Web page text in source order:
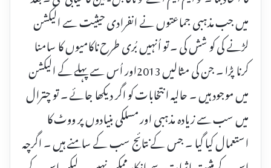
میں جب مذہبی جماعتوں نے انفرادی حیثیت سے الیکشن
لڑنے کی کو شش کی ۔ تو اُنہیں بُری طرح ناکامیوں کا سامنا
کرنا پڑا ۔ جن کی مثالیں 2013اور اُس سے پہلے کے الیکشن
میں موجود ہیں ۔ حالیہ انتخابات کو اگر دیکھا جائے ۔ تو چترال
میں سب سے زیادہ مذہبی اور مسلکی بنیادوں پر ووٹ کا
استعمال کیا گیا ۔ جس کے نتائج سب کے سامنے ہیں ۔ اگرچہ